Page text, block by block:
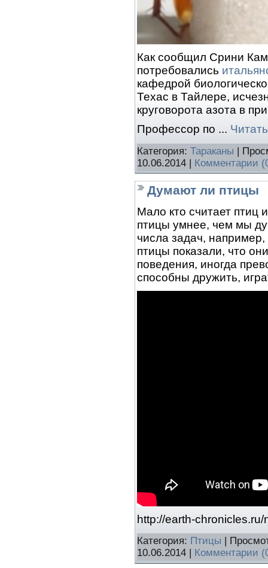
Как сообщил Срини
потребовались
кафедрой
Техас в Тайлере,
круговорота азота в
Профессор по ...
Категория: Тараканы |
10.06.2014 | Комментарии
Думают ли птицы
Мало кто считает птиц
птицы умнее, чем мы
числа задач,
птицы показали, что
поведения, иногда
способны дружить,
http://earth-
Категория: Птицы |
10.06.2014
Комментарии